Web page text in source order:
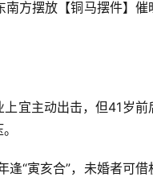
方摆放【铜马摆件】催
宜主动出击，但41岁前
“寅亥合”，未婚者可借